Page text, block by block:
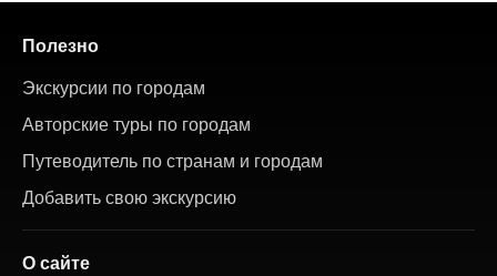
Полезно
Экскурсии по городам
Авторские туры по городам
Путеводитель по странам и городам
Добавить свою экскурсию
О сайте